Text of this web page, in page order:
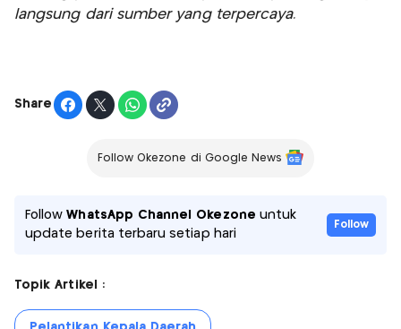
langsung dari sumber yang terpercaya.
Share
Follow Okezone di Google News
FollowWhatsApp Channel Okezone untuk
update berita terbaru setiap hari
Follow
Topik Artikel :